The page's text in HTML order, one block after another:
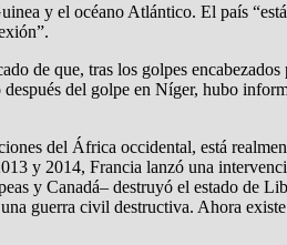
y el océano Atlántico. El país
de que, tras los golpes
del golpe en Níger, hubo
del África occidental, está
y 2014, Francia lanzó una
y Canadá– destruyó el estado de
guerra civil destructiva. Ahora